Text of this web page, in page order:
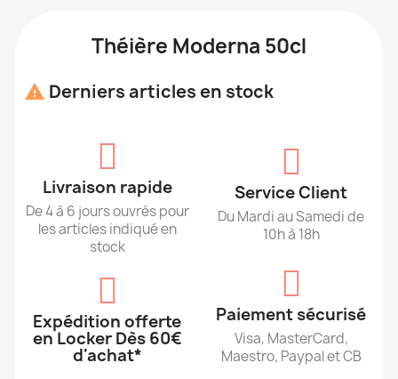
Théière Moderna 50cl
 Derniers articles en stock
Livraison rapide
De 4 à 6 jours ouvrés pour
les articles indiqué en
stock
Expédition offerte
en Locker Dès 60€
d'achat*
Service Client
Du Mardi au Samedi de
10h à 18h
Paiement sécurisé
Visa, MasterCard,
Maestro, Paypal et CB